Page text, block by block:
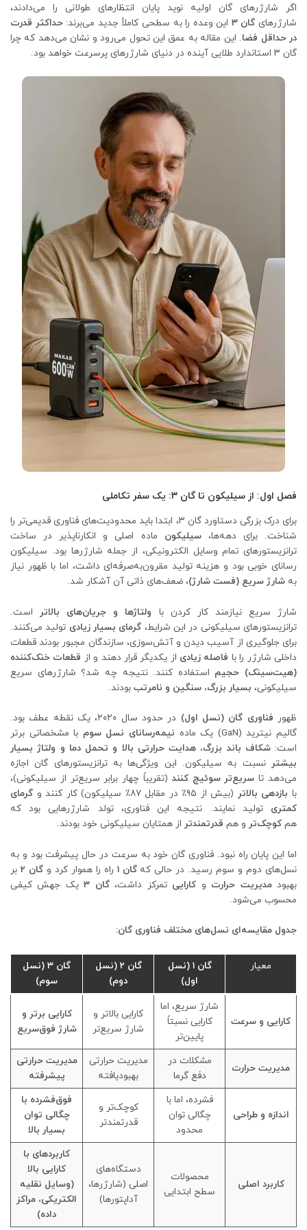
اگر شارژرهای گان اولیه نوید پایان انتظارهای طولانی را می‌دادند،
شارژرهای گان ۳ این وعده را به سطحی کاملاً جدید می‌برند:حداکثر قدرت
در حداقل فضا. این مقاله به عمق این تحول می‌رود و نشان می‌دهد که چرا
گان ۳ استاندارد طلایی آینده در دنیای شارژرهای پرسرعت خواهد بود.
فصل اول: از سیلیکون تا گان ۳: یک سفر تکاملی
برای درک بزرگی دستاورد گان ۳، ابتدا باید محدودیت‌های فناوری قدیمی‌تر را
شناخت. برای دهه‌ها،سیلیکون ماده اصلی و انکارناپذیر در ساخت
ترانزیستورهای تمام وسایل الکترونیکی، از جمله شارژرها بود. سیلیکون
رسانای خوبی بود و هزینه تولید مقرون‌به‌صرفه‌ای داشت، اما با ظهور نیاز
به شارژ سریع (فست شارژ)، ضعف‌های ذاتی آن آشکار شد.
شارژ سریع نیازمند کار کردن با ولتاژها و جریان‌های بالاتر
است.
ترانزیستورهای سیلیکونی در این شرایط، گرمای بسیار زیادی تولید می‌کنند.
برای جلوگیری از آسیب دیدن و آتش‌سوزی، سازندگان مجبور بودند قطعات
داخلی شارژر را با فاصله زیادی از یکدیگر قرار دهند و از قطعات خنک‌کننده
(هیت‌سینک) حجیم استفاده کنند. نتیجه چه شد؟ شارژرهای سریع
سیلیکونی، بسیار بزرگ، سنگین و نامرتب بودند.
ظهور فناوری گان (نسل اول)
در حدود سال ۲۰۲۰، یک نقطه عطف بود.
گالیم نیترید (GaN) یک ماده
نیمه‌رسانای نسل سوم با مشخصاتی برتر
است:شکاف باند بزرگ، هدایت حرارتی بالا و تحمل دما و ولتاژ بسیار
بیشتر نسبت به سیلیکون. این ویژگی‌ها به ترانزیستورهای گان اجازه
می‌دهد تا سریع‌تر سوئیچ کنند (تقریباً چهار برابر سریع‌تر از سیلیکونی)،
با بازدهی بالاتر (بیش از ۹۵٪ در مقابل ۸۷٪ سیلیکون) کار کنند و
گرمای
کمتری تولید نمایند. نتیجه این فناوری، تولد شارژرهایی بود که
هم کوچک‌تر و هم قدرتمندتر از همتایان سیلیکونی خود بودند.
اما این پایان راه نبود. فناوری گان خود به سرعت در حال پیشرفت بود و به
نسل‌های دوم و سوم رسید. در حالی کهگان ۱ راه را هموار کرد وگان ۲
بر
بهبودمدیریت حرارت و کارایی تمرکز داشت،گان ۳
یک جهش کیفی
محسوب می‌شود.
جدول مقایسه‌ای نسل‌های مختلف فناوری گان:
معیار
گان ۱ (نسل
اول)
گان ۲ (نسل
دوم)
گان ۳ (نسل
سوم)
کارایی و سرعت
شارژ سریع، اما
کارایی نسبتاً
پایین‌تر
کارایی بالاتر و
شارژ سریع‌تر
کارایی برتر و
شارژ فوق‌سریع
مدیریت حرارت
مشکلات در
دفع گرما
مدیریت حرارتی
بهبودیافته
مدیریت حرارتی
پیشرفته
اندازه و طراحی
فشرده، اما با
چگالی توان
محدود
کوچک‌تر و
قدرتمندتر
فوق‌فشرده با
چگالی توان
بسیار بالا
کاربرد اصلی
محصولات
سطح ابتدایی
دستگاه‌های
اصلی (شارژرها،
آداپتورها)
کاربردهای با
کارایی بالا
(وسایل نقلیه
الکتریکی، مراکز
داده)